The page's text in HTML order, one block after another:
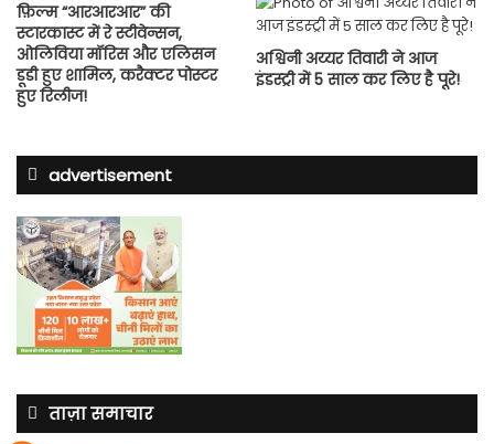
फ़िल्म “आरआरआर” की
स्टारकास्ट में रे स्टीवेन्सन,
ओलिविया मॉरिस और एलिसन
डूडी हुए शामिल, करैक्टर पोस्टर
हुए रिलीज!
अश्विनी अय्यर तिवारी ने आज
इंडस्ट्री में 5 साल कर लिए है पूरे!
advertisement
ताज़ा समाचार